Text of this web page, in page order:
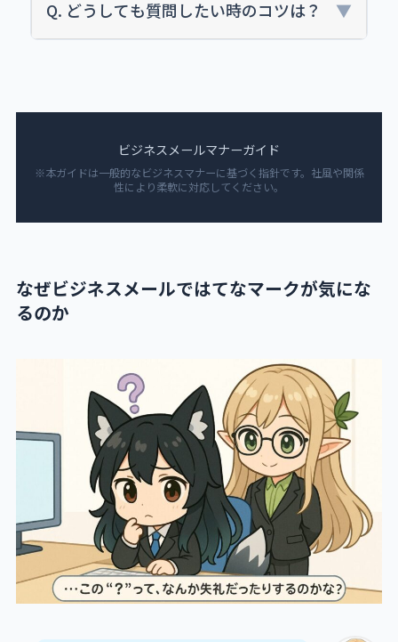
Q. どうしても質問したい時のコツは？ ▼
ビジネスメールマナーガイド
※本ガイドは一般的なビジネスマナーに基づく指針です。社風や関係
性により柔軟に対応してください。
なぜビジネスメールではてなマークが気にな
るのか